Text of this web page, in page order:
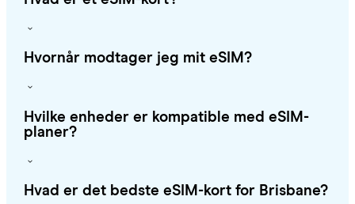
Hvornår modtager jeg mit eSIM?
Hvilke enheder er kompatible med eSIM-
planer?
Hvad er det bedste eSIM-kort for Brisbane?